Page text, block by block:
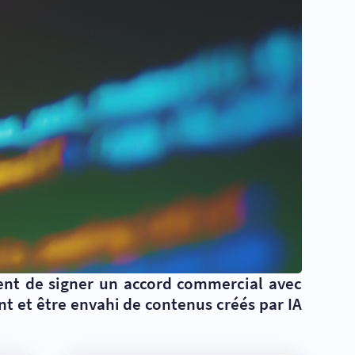
de signer un accord commercial avec
et être envahi de contenus créés par IA